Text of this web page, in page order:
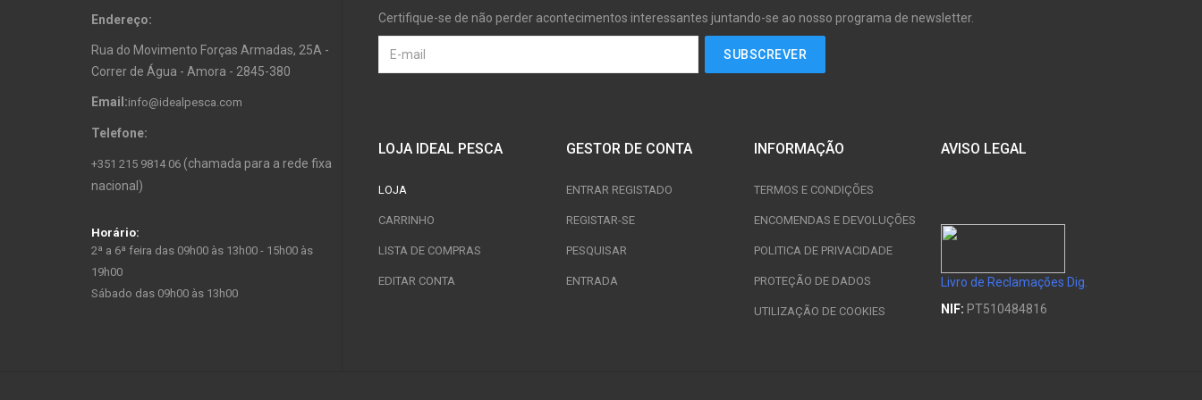
Endereço:
Rua do Movimento Forças Armadas, 25A -
Correr de Água - Amora - 2845-380
Email:info@idealpesca.com
Telefone:
+351 215 9814 06 (chamada para a rede fixa
nacional)
Horário:
2ª a 6ª feira das 09h00 às 13h00 - 15h00 às
19h00
Sábado das 09h00 às 13h00
Certifique-se de não perder acontecimentos interessantes juntando-se ao nosso programa de newsletter.
LOJA IDEAL PESCA
LOJA
CARRINHO
LISTA DE COMPRAS
EDITAR CONTA
GESTOR DE CONTA
ENTRAR REGISTADO
REGISTAR-SE
PESQUISAR
ENTRADA
INFORMAÇÃO
TERMOS E CONDIÇÕES
ENCOMENDAS E DEVOLUÇÕES
POLITICA DE PRIVACIDADE
PROTEÇÃO DE DADOS
UTILIZAÇÃO DE COOKIES
AVISO LEGAL
Livro de Reclamações Dig.
NIF: PT510484816